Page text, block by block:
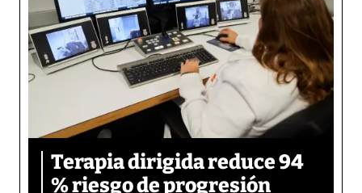
Terapia dirigida reduce 94
% riesgo de progresión